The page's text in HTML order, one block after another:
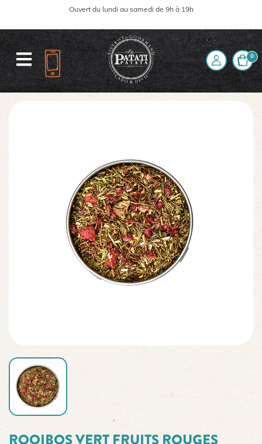
Ouvert du lundi au samedi de 9h à 19h
0
Rooibos vert fruits rouges
ROOIBOS VERT FRUITS ROUGES